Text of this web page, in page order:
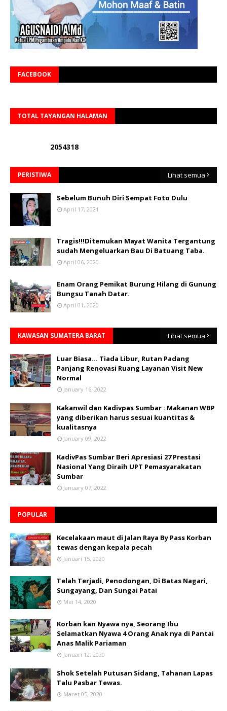
FACEBOOK
TOTAL TAYANGAN HALAMAN
2054318
PERISTIWA Lihat semua
Sebelum Bunuh Diri Sempat Foto Dulu
April 17, 2021
Tragis!!!Ditemukan Mayat Wanita Tergantung
sudah Mengeluarkan Bau Di Batuang Taba.
April 06, 2020
Enam Orang Pemikat Burung Hilang di Gunung
Bungsu Tanah Datar.
April 01, 2020
KAWASAN SUMATERA BARAT Lihat semua
Luar Biasa... Tiada Libur, Rutan Padang
Panjang Renovasi Ruang Layanan Visit New
Normal
January 16, 2022
Kakanwil dan Kadivpas Sumbar : Makanan WBP
yang diberikan harus sesuai kuantitas &
kualitasnya
January 09, 2022
KadivPas Sumbar Beri Apresiasi 27 Prestasi
Nasional Yang Diraih UPT Pemasyarakatan
Sumbar
January 07, 2022
POPULAR
Kecelakaan maut di Jalan Raya By Pass Korban
tewas dengan kepala pecah
Januari 15, 2020
Telah Terjadi, Penodongan, Di Batas Nagari,
Sungayang, Dan Sungai Patai
Mei 14, 2020
Korban kan Nyawa nya, Seorang Ibu
Selamatkan Nyawa 4 Orang Anak nya di Pantai
Anas Malik Pariaman
Januari 12, 2020
Shok Setelah Putusan Sidang, Tahanan Lapas
Talu Pasbar Tewas.
Maret 05, 2020